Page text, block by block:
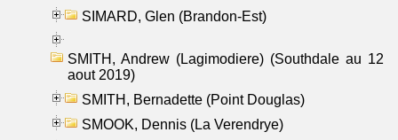
SIMARD, Glen (Brandon-Est)
SMITH, Andrew (Lagimodiere) (Southdale au 12
aout 2019)
SMITH, Bernadette (Point Douglas)
SMOOK, Dennis (La Verendrye)